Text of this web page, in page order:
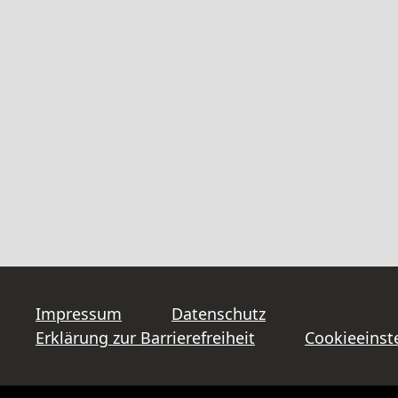
Impressum
Datenschutz
Erklärung zur Barrierefreiheit